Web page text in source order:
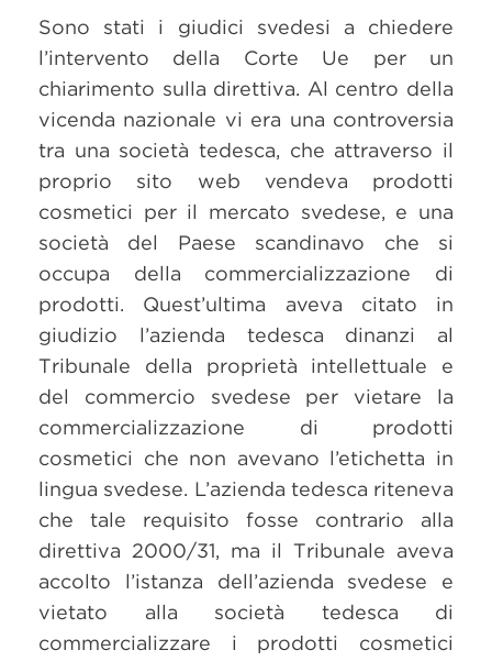
Sono stati i giudici svedesi a chiedere
l’intervento della Corte Ue per un
chiarimento sulla direttiva. Al centro della
vicenda nazionale vi era una controversia
tra una società tedesca, che attraverso il
proprio sito web vendeva prodotti
cosmetici per il mercato svedese, e una
società del Paese scandinavo che si
occupa della commercializzazione di
prodotti. Quest’ultima aveva citato in
giudizio l’azienda tedesca dinanzi al
Tribunale della proprietà intellettuale e
del commercio svedese per vietare la
commercializzazione di prodotti
cosmetici che non avevano l’etichetta in
lingua svedese. L’azienda tedesca riteneva
che tale requisito fosse contrario alla
direttiva 2000/31, ma il Tribunale aveva
accolto l’istanza dell’azienda svedese e
vietato alla società tedesca di
commercializzare i prodotti cosmetici